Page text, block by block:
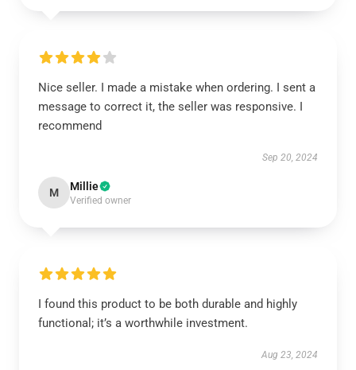
Nice seller. I made a mistake when ordering. I sent a
message to correct it, the seller was responsive. I
recommend
Sep 20, 2024
M Millie
Verified owner
I found this product to be both durable and highly
functional; it’s a worthwhile investment.
Aug 23, 2024